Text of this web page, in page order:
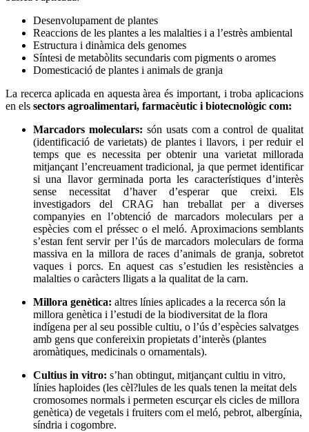
Desenvolupament de plantes
Reaccions de les plantes a les malalties i a l’estrès ambiental
Estructura i dinàmica dels genomes
Síntesi de metabòlits secundaris com pigments o aromes
Domesticació de plantes i animals de granja
La recerca aplicada en aquesta àrea és important, i troba aplicacions
en els sectors agroalimentari, farmacèutic i biotecnològic com:
Marcadors moleculars: són usats com a control de qualitat
(identificació de varietats) de plantes i llavors, i per reduir el
temps que es necessita per obtenir una varietat millorada
mitjançant l’encreuament tradicional, ja que permet identificar
si una llavor germinada porta les característiques d’interès
sense necessitat d’haver d’esperar que creixi. Els
investigadors del CRAG han treballat per a diverses
companyies en l’obtenció de marcadors moleculars per a
espècies com el préssec o el meló. Aproximacions semblants
s’estan fent servir per l’ús de marcadors moleculars de forma
massiva en la millora de races d’animals de granja, sobretot
vaques i porcs. En aquest cas s’estudien les resistències a
malalties o caràcters lligats a la qualitat de la carn.
Millora genètica: altres línies aplicades a la recerca són la
millora genètica i l’estudi de la biodiversitat de la flora
indígena per al seu possible cultiu, o l’ús d’espècies salvatges
amb gens que confereixin propietats d’interès (plantes
aromàtiques, medicinals o ornamentals).
Cultius in vitro: s’han obtingut, mitjançant cultiu in vitro,
línies haploides (les cèl?lules de les quals tenen la meitat dels
cromosomes normals i permeten escurçar els cicles de millora
genètica) de vegetals i fruiters com el meló, pebrot, albergínia,
síndria i cogombre.